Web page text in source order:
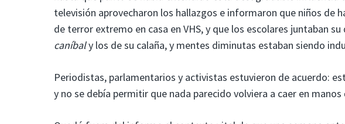
televisión aprovecharon los hallazgos e informaron que niños de
de terror extremo en casa en VHS, y que los escolares juntaban
caníbaly los de su calaña, y mentes diminutas estaban siendo
Periodistas, parlamentarios y activistas estuvieron de acuerdo:
y no se debía permitir que nada parecido volviera a caer en manos